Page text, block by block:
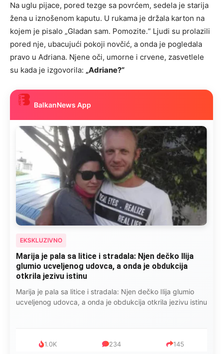
Na uglu pijace, pored tezge sa povrćem, sedela je starija
žena u iznošenom kaputu. U rukama je držala karton na
kojem je pisalo „Gladan sam. Pomozite.“ Ljudi su prolazili
pored nje, ubacujući pokoji novčić, a onda je pogledala
pravo u Adriana. Njene oči, umorne i crvene, zasvetlele
su kada je izgovorila: „Adriane?“
BalkanNews App
EKSKLUZIVNO
Marija je pala sa litice i stradala: Njen dečko Ilija
glumio ucveljenog udovca, a onda je obdukcija
otkrila jezivu istinu
Marija je pala sa litice i stradala: Njen dečko Ilija glumio
ucveljenog udovca, a onda je obdukcija otkrila jezivu istinu
1.0K 234 145